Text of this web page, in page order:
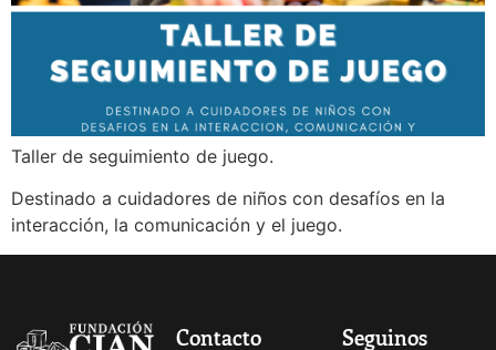
Taller de seguimiento de juego.
Destinado a cuidadores de niños con desafíos en la
interacción, la comunicación y el juego.
Contacto Seguinos